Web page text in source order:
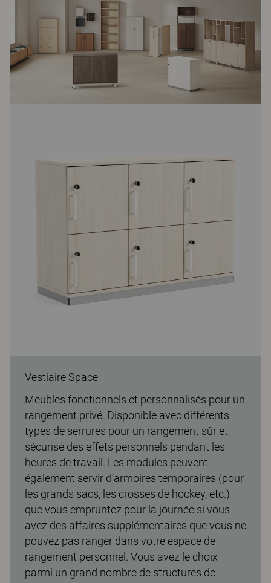
Vestiaire Space
Meubles fonctionnels et personnalisés pour un
rangement privé. Disponible avec différents
types de serrures pour un rangement sûr et
sécurisé des effets personnels pendant les
heures de travail. Les modules peuvent
également servir d’armoires temporaires (pour
les grands sacs, les crosses de hockey, etc.)
que vous empruntez pour la journée si vous
avez des affaires supplémentaires que vous ne
pouvez pas ranger dans votre espace de
rangement personnel. Vous avez le choix
parmi un grand nombre de structures de